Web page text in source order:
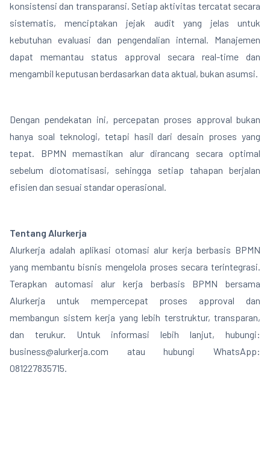
konsistensi dan transparansi. Setiap aktivitas tercatat secara
sistematis, menciptakan jejak audit yang jelas untuk
kebutuhan evaluasi dan pengendalian internal. Manajemen
dapat memantau status approval secara real-time dan
mengambil keputusan berdasarkan data aktual, bukan asumsi.
Dengan pendekatan ini, percepatan proses approval bukan
hanya soal teknologi, tetapi hasil dari desain proses yang
tepat. BPMN memastikan alur dirancang secara optimal
sebelum diotomatisasi, sehingga setiap tahapan berjalan
efisien dan sesuai standar operasional.
Tentang Alurkerja
Alurkerja adalah aplikasi otomasi alur kerja berbasis BPMN
yang membantu bisnis mengelola proses secara terintegrasi.
Terapkan automasi alur kerja berbasis BPMN bersama
Alurkerja untuk mempercepat proses approval dan
membangun sistem kerja yang lebih terstruktur, transparan,
dan terukur. Untuk informasi lebih lanjut, hubungi:
business@alurkerja.com atau hubungi WhatsApp:
081227835715.